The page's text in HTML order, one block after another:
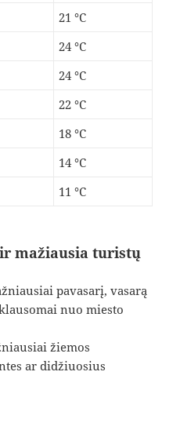
21 °C
24 °C
24 °C
22 °C
18 °C
14 °C
11 °C
mažiausia turistų
pavasarį, vasarą
nuo miesto
žiemos
ar didžiuosius